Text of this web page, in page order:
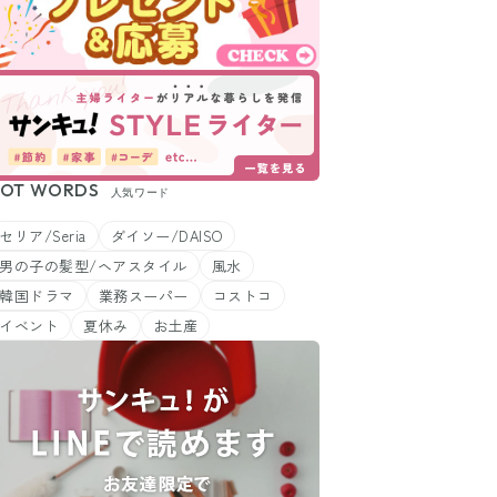
WORDS 人気ワード
セリア/Seria
ダイソー/DAISO
男の子の髪型/ヘアスタイル
風水
韓国ドラマ
業務スーパー
コストコ
イベント
夏休み お土産